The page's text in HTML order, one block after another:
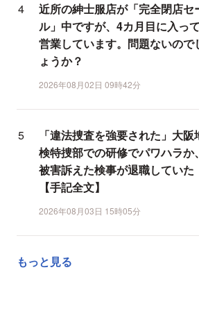
近所の紳士服店が「完全閉店セ
ル」中ですが、4カ月目に入っ
営業しています。問題ないので
ょうか？
2026年08月02日 09時42分
「違法捜査を強要された」大阪
検特捜部での研修でパワハラか、
被害訴えた検事が退職していた
【手記全文】
2026年08月03日 15時05分
もっと見る